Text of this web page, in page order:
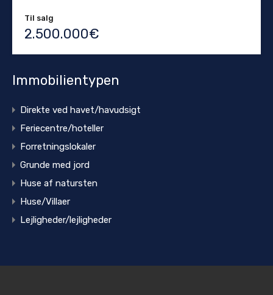
Til salg
2.500.000€
Immobilientypen
Direkte ved havet/havudsigt
Feriecentre/hoteller
Forretningslokaler
Grunde med jord
Huse af natursten
Huse/Villaer
Lejligheder/lejligheder